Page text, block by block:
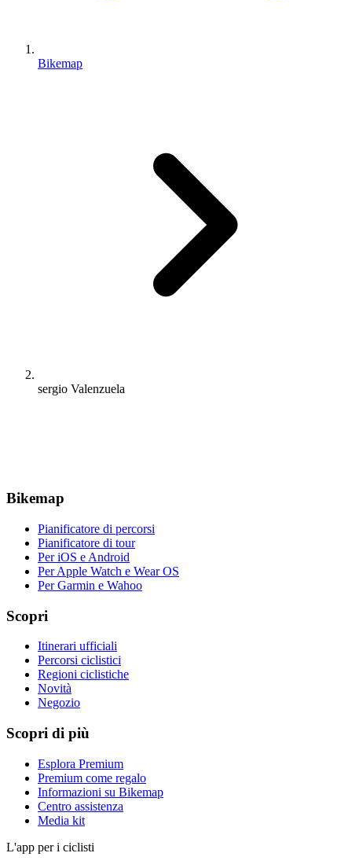
Bikemap
sergio Valenzuela
Bikemap
Pianificatore di percorsi
Pianificatore di tour
Per iOS e Android
Per Apple Watch e Wear OS
Per Garmin e Wahoo
Scopri
Itinerari ufficiali
Percorsi ciclistici
Regioni ciclistiche
Novità
Negozio
Scopri di più
Esplora Premium
Premium come regalo
Informazioni su Bikemap
Centro assistenza
Media kit
L'app per i ciclisti